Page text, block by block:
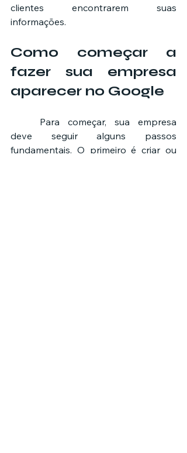
clientes encontrarem suas
informações.
Como começar a
fazer sua empresa
aparecer no Google
deve seguir alguns passos
fundamentais. O primeiro é criar ou